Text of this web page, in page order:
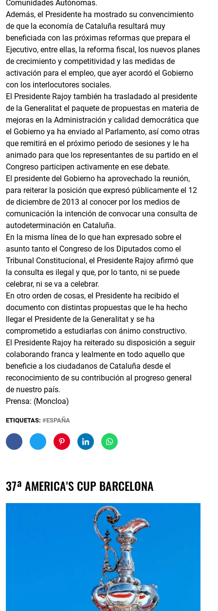
Comunidades Autónomas.
Además, el Presidente ha mostrado su convencimiento
de que la economía de Cataluña resultará muy
beneficiada con las próximas reformas que prepara el
Ejecutivo, entre ellas, la reforma fiscal, los nuevos planes
de crecimiento y competitividad y las medidas de
activación para el empleo, que ayer acordó el Gobierno
con los interlocutores sociales.
El Presidente Rajoy también ha trasladado al presidente
de la Generalitat el paquete de propuestas en materia de
mejoras en la Administración y calidad democrática que
el Gobierno ya ha enviado al Parlamento, así como otras
que remitirá en el próximo periodo de sesiones y le ha
animado para que los representantes de su partido en el
Congreso participen activamente en ese debate.
El presidente del Gobierno ha aprovechado la reunión,
para reiterar la posición que expresó públicamente el 12
de diciembre de 2013 al conocer por los medios de
comunicación la intención de convocar una consulta de
autodeterminación en Cataluña.
En la misma línea de lo que han expresado sobre el
asunto tanto el Congreso de los Diputados como el
Tribunal Constitucional, el Presidente Rajoy afirmó que
la consulta es ilegal y que, por lo tanto, ni se puede
celebrar, ni se va a celebrar.
En otro orden de cosas, el Presidente ha recibido el
documento con distintas propuestas que le ha hecho
llegar el Presidente de la Generalitat y se ha
comprometido a estudiarlas con ánimo constructivo.
El Presidente Rajoy ha reiterado su disposición a seguir
colaborando franca y lealmente en todo aquello que
beneficie a los ciudadanos de Cataluña desde el
reconocimiento de su contribución al progreso general
de nuestro país.
Prensa: (Moncloa)
ETIQUETAS: ESPAÑA
37ª AMERICA'S CUP BARCELONA